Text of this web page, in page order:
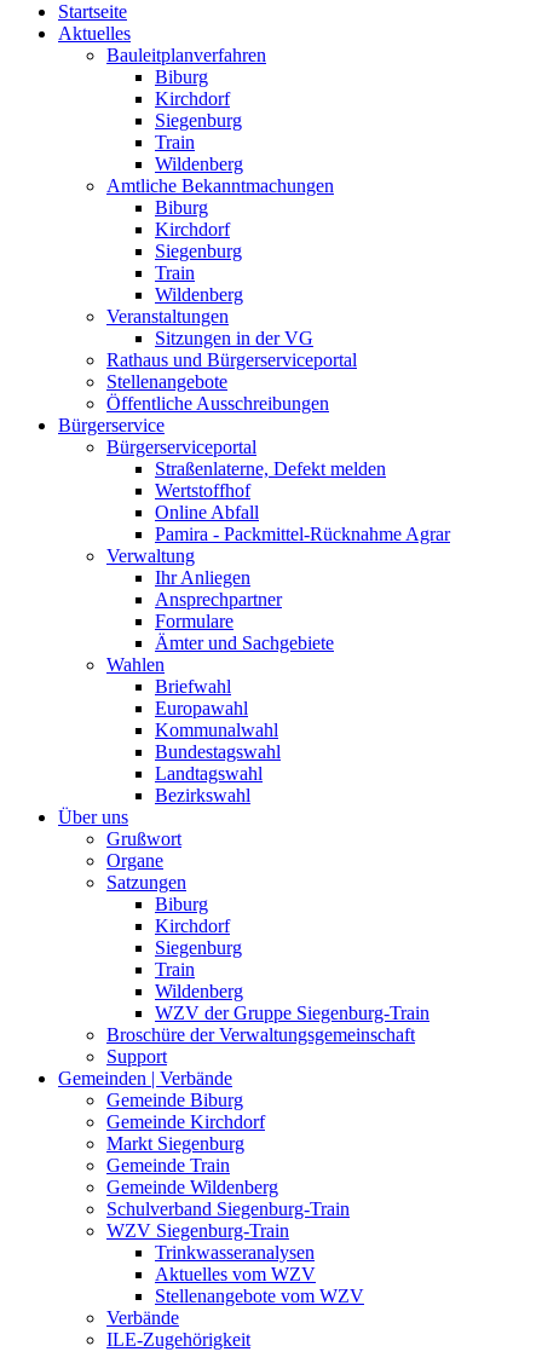
Startseite
Aktuelles
Bauleitplanverfahren
Biburg
Kirchdorf
Siegenburg
Train
Wildenberg
Amtliche Bekanntmachungen
Biburg
Kirchdorf
Siegenburg
Train
Wildenberg
Veranstaltungen
Sitzungen in der VG
Rathaus und Bürgerserviceportal
Stellenangebote
Öffentliche Ausschreibungen
Bürgerservice
Bürgerserviceportal
Straßenlaterne, Defekt melden
Wertstoffhof
Online Abfall
Pamira - Packmittel-Rücknahme Agrar
Verwaltung
Ihr Anliegen
Ansprechpartner
Formulare
Ämter und Sachgebiete
Wahlen
Briefwahl
Europawahl
Kommunalwahl
Bundestagswahl
Landtagswahl
Bezirkswahl
Über uns
Grußwort
Organe
Satzungen
Biburg
Kirchdorf
Siegenburg
Train
Wildenberg
WZV der Gruppe Siegenburg-Train
Broschüre der Verwaltungsgemeinschaft
Support
Gemeinden | Verbände
Gemeinde Biburg
Gemeinde Kirchdorf
Markt Siegenburg
Gemeinde Train
Gemeinde Wildenberg
Schulverband Siegenburg-Train
WZV Siegenburg-Train
Trinkwasseranalysen
Aktuelles vom WZV
Stellenangebote vom WZV
Verbände
ILE-Zugehörigkeit